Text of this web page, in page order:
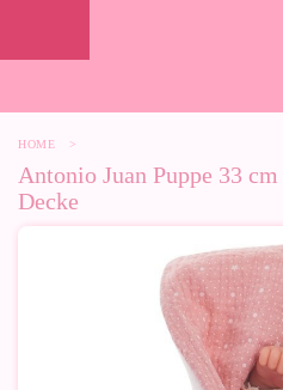
HOME >
Antonio Juan Puppe 33
Decke